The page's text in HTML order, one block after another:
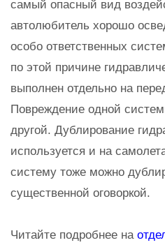
самый опасный вид
автолюбитель хорошо
особо ответственных
по этой причине
выполнен отдельно на
Повреждение одной
другой. Дублирование
используется и на
систему тоже можно
существенной оговоркой.
Читайте подробнее на